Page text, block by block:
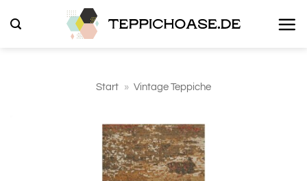
Inhalt
Start » Vintage Teppiche